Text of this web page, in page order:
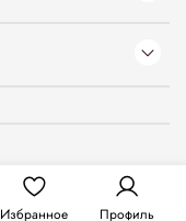
Избранное Профиль